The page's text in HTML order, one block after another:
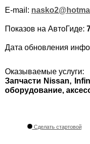
E-mail:
Показов на АвтоГиде:
Дата обновления
Оказываемые услуги:
Запчасти Nissan,
оборудование,
Сделать стартовой